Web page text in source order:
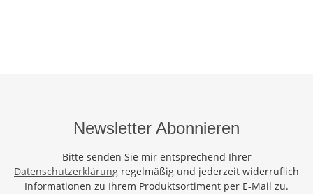
Newsletter Abonnieren
Bitte senden Sie mir entsprechend Ihrer
Datenschutzerklärung regelmäßig und jederzeit widerruflich
Informationen zu Ihrem Produktsortiment per E-Mail zu.